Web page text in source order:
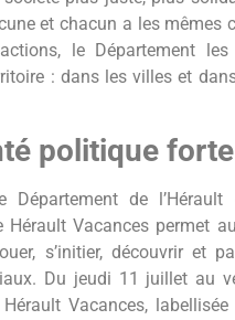
et chacun a les mêmes
actions, le Département
: dans les villes et
politique forte
Département de l’Hérault
Hérault Vacances permet
s’initier, découvrir et
Du jeudi 11 juillet au
Vacances, labellisée